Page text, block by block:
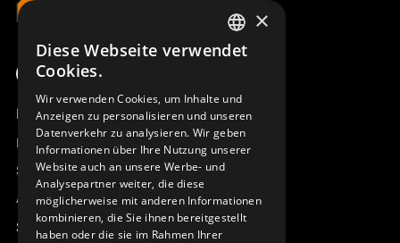
Produktübersicht
Remotus
Sesam
Access_Ctrl
Support
SWEDISH
DEUTSCH
×
Diese Webseite verwendet
Cookies.
Wir verwenden Cookies, um Inhalte und
Anzeigen zu personalisieren und unseren
Datenverkehr zu analysieren. Wir geben
Informationen über Ihre Nutzung unserer
Website auch an unsere Werbe- und
Analysepartner weiter, die diese
möglicherweise mit anderen Informationen
kombinieren, die Sie ihnen bereitgestellt
haben oder die sie im Rahmen Ihrer